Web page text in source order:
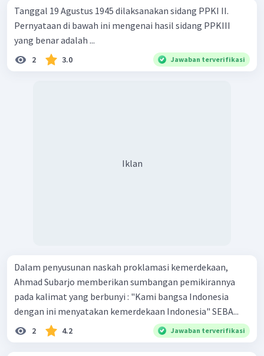
Tanggal 19 Agustus 1945 dilaksanakan sidang PPKI II.
Pernyataan di bawah ini mengenai hasil sidang PPKIII
yang benar adalah ...
2 3.0 Jawaban terverifikasi
Iklan
Dalam penyusunan naskah proklamasi kemerdekaan,
Ahmad Subarjo memberikan sumbangan pemikirannya
pada kalimat yang berbunyi : "Kami bangsa Indonesia
dengan ini menyatakan kemerdekaan Indonesia" SEBA...
2 4.2 Jawaban terverifikasi